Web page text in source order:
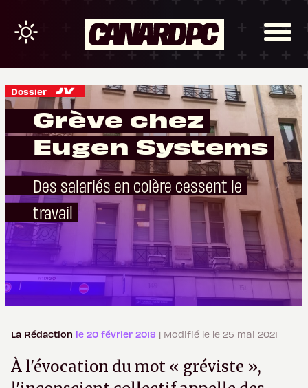
Dossier
Grève chez
Eugen Systems
Des salariés en colère cessent le
travail
La Rédaction le 20 février 2018 | Modifié le le 25 mai 2021
À l'évocation du mot « gréviste »,